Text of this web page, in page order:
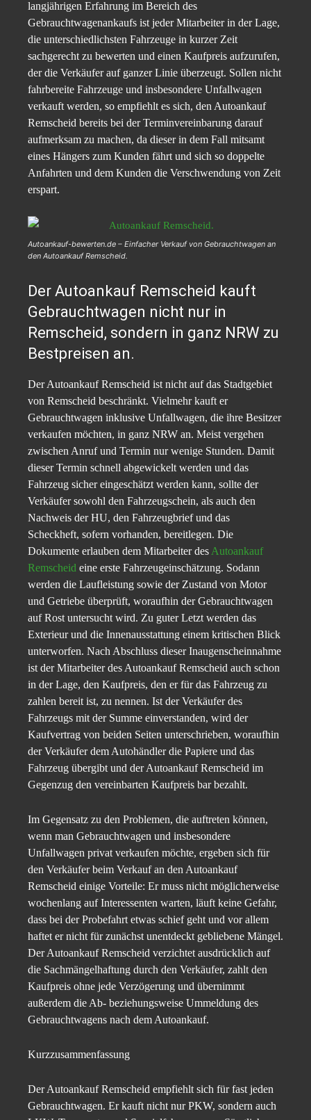
langjährigen Erfahrung im Bereich des
Gebrauchtwagenankaufs ist jeder Mitarbeiter in der Lage,
die unterschiedlichsten Fahrzeuge in kurzer Zeit
sachgerecht zu bewerten und einen Kaufpreis aufzurufen,
der die Verkäufer auf ganzer Linie überzeugt. Sollen nicht
fahrbereite Fahrzeuge und insbesondere Unfallwagen
verkauft werden, so empfiehlt es sich, den Autoankauf
Remscheid bereits bei der Terminvereinbarung darauf
aufmerksam zu machen, da dieser in dem Fall mitsamt
eines Hängers zum Kunden fährt und sich so doppelte
Anfahrten und dem Kunden die Verschwendung von Zeit
erspart.
Autoankauf-bewerten.de – Einfacher Verkauf von Gebrauchtwagen an
den Autoankauf Remscheid.
Der Autoankauf Remscheid kauft
Gebrauchtwagen nicht nur in
Remscheid, sondern in ganz NRW zu
Bestpreisen an.
Der Autoankauf Remscheid ist nicht auf das Stadtgebiet
von Remscheid beschränkt. Vielmehr kauft er
Gebrauchtwagen inklusive Unfallwagen, die ihre Besitzer
verkaufen möchten, in ganz NRW an. Meist vergehen
zwischen Anruf und Termin nur wenige Stunden. Damit
dieser Termin schnell abgewickelt werden und das
Fahrzeug sicher eingeschätzt werden kann, sollte der
Verkäufer sowohl den Fahrzeugschein, als auch den
Nachweis der HU, den Fahrzeugbrief und das
Scheckheft, sofern vorhanden, bereitlegen. Die
Dokumente erlauben dem Mitarbeiter des Autoankauf
Remscheid eine erste Fahrzeugeinschätzung. Sodann
werden die Laufleistung sowie der Zustand von Motor
und Getriebe überprüft, woraufhin der Gebrauchtwagen
auf Rost untersucht wird. Zu guter Letzt werden das
Exterieur und die Innenausstattung einem kritischen Blick
unterworfen. Nach Abschluss dieser Inaugenscheinnahme
ist der Mitarbeiter des Autoankauf Remscheid auch schon
in der Lage, den Kaufpreis, den er für das Fahrzeug zu
zahlen bereit ist, zu nennen. Ist der Verkäufer des
Fahrzeugs mit der Summe einverstanden, wird der
Kaufvertrag von beiden Seiten unterschrieben, woraufhin
der Verkäufer dem Autohändler die Papiere und das
Fahrzeug übergibt und der Autoankauf Remscheid im
Gegenzug den vereinbarten Kaufpreis bar bezahlt.
Im Gegensatz zu den Problemen, die auftreten können,
wenn man Gebrauchtwagen und insbesondere
Unfallwagen privat verkaufen möchte, ergeben sich für
den Verkäufer beim Verkauf an den Autoankauf
Remscheid einige Vorteile: Er muss nicht möglicherweise
wochenlang auf Interessenten warten, läuft keine Gefahr,
dass bei der Probefahrt etwas schief geht und vor allem
haftet er nicht für zunächst unentdeckt gebliebene Mängel.
Der Autoankauf Remscheid verzichtet ausdrücklich auf
die Sachmängelhaftung durch den Verkäufer, zahlt den
Kaufpreis ohne jede Verzögerung und übernimmt
außerdem die Ab- beziehungsweise Ummeldung des
Gebrauchtwagens nach dem Autoankauf.
Kurzzusammenfassung
Der Autoankauf Remscheid empfiehlt sich für fast jeden
Gebrauchtwagen. Er kauft nicht nur PKW, sondern auch